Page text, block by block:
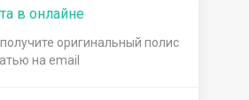
в онлайне
оригинальный полис
на email